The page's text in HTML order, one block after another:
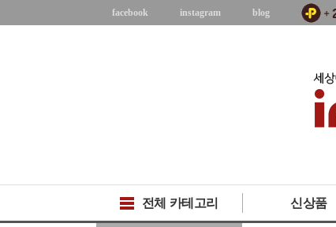
facebook instagram blog
전체 카테고리 신상품